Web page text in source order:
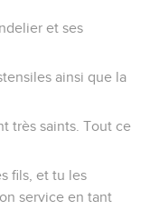
et ses
ainsi que la
très saints. Tout ce
fils, et tu les
service en tant